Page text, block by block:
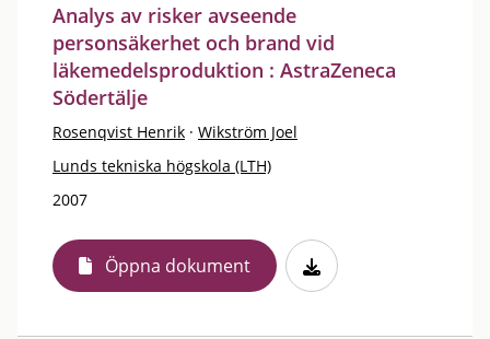
Analys av risker avseende
personsäkerhet och brand vid
läkemedelsproduktion : AstraZeneca
Södertälje
Rosenqvist Henrik · Wikström Joel
Lunds tekniska högskola (LTH)
2007
Öppna dokument